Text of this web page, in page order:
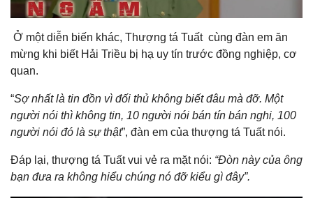
Ở một diễn biến khác, Thượng tá Tuất cùng đàn em ăn
mừng khi biết Hải Triều bị hạ uy tín trước đồng nghiệp, cơ
quan.
“Sợ nhất là tin đồn vì đối thủ không biết đâu mà đỡ. Một
người nói thì không tin, 10 người nói bán tín bán nghi, 100
người nói đó là sự thật”, đàn em của thượng tá Tuất nói.
Đáp lại, thượng tá Tuất vui vẻ ra mặt nói: “Đòn này của ông
bạn đưa ra không hiểu chúng nó đỡ kiểu gì đây”.